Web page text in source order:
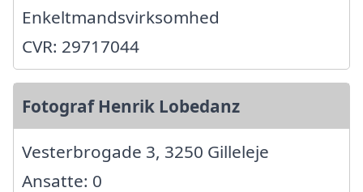
Enkeltmandsvirksomhed
CVR: 29717044
Fotograf Henrik Lobedanz
Vesterbrogade 3, 3250 Gilleleje
Ansatte: 0